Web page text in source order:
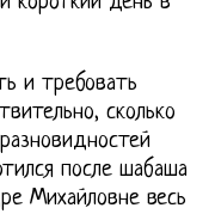
и требовать
сколько
после шабаша
Михайловне весь